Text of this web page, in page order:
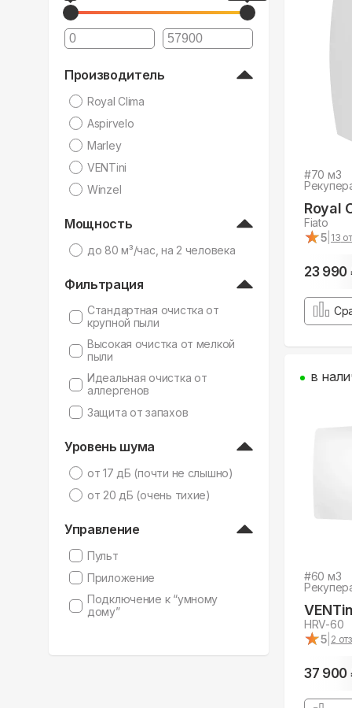
Производитель
Royal Clima
Aspirvelo
Marley
VENTini
Winzel
Мощность
дo 80 м³/час, на 2 человека
Фильтрация
Стандартная очистка от
крупной пыли
Высокая очистка от мелкой
пыли
Идеальная очистка от
аллергенов
Защита от запахов
Уровень шума
от 17 дБ (почти не слышно)
от 20 дБ (очень тихие)
Управление
Пульт
Приложение
Подключение к “умному
дому”
#70 м3
Royal
Fiato
★
★5 13
23 990
#60 м3
HRV-60
★
★5 2
37 900
в